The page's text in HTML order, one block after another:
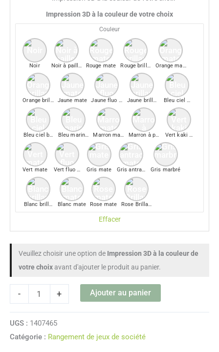
Impression 3D à la couleur de votre choix
Couleur
Noir Noir à paillettesRouge mate Rouge brillant Orange mate
Orange brillantJaune mate Jaune fluo mateJaune brillant Bleu ciel mate
Bleu ciel brillantBleu marine mateMarron mate Marron à pailletteVert kaki mate
Vert mate Vert fluo mateGris mate Gris antracite mateGris marbré
Blanc brillant Blanc mate Rose mate Rose Brillant
Effacer
Veuillez choisir une option de Impression 3D à la couleur de
votre choix avant d'ajouter le produit au panier.
- + Ajouter au panier
UGS : 1407465
Catégorie : Rangement de jeux de société